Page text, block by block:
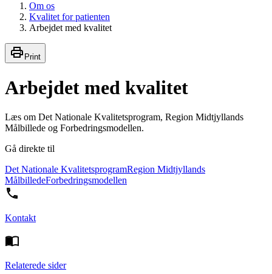
Om os
Kvalitet for patienten
Arbejdet med kvalitet
Print
Arbejdet med kvalitet
Læs om Det Nationale Kvalitetsprogram, Region Midtjyllands
Målbillede og Forbedringsmodellen.
Gå direkte til
Det Nationale KvalitetsprogramRegion Midtjyllands
MålbilledeForbedringsmodellen
Kontakt
Relaterede sider